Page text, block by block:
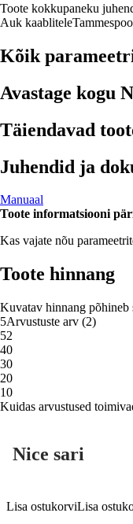
Toote kokkupaneku
Auk kaablitele
Kõik
Avastage kogu
Täiendavad
Juhendid ja
Manuaal
Toote informatsiooni
Kas vajate nõu
Toote hinnang
Kuvatav hinnang põhineb
5Arvustuste arv (2)
52
40
30
20
10
Kuidas arvustused
Nice sari
Lisa ostukorviLisa